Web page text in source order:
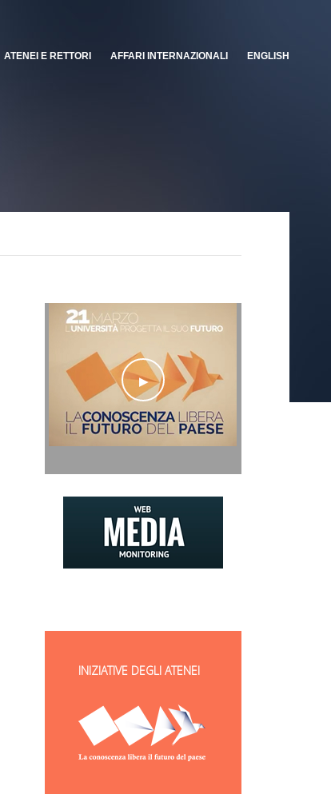
ATENEI E RETTORI AFFARI INTERNAZIONALI ENGLISH
INIZIATIVE DEGLI ATENEI